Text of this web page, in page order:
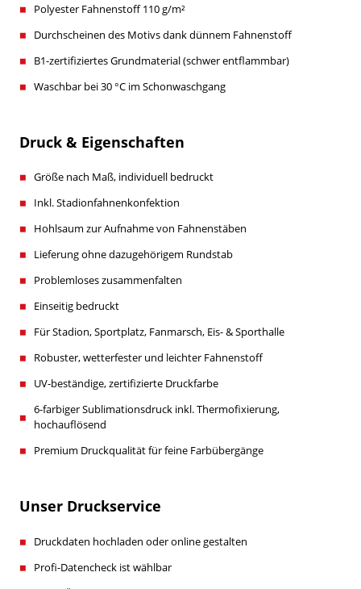
Polyester Fahnenstoff 110 g/m²
Durchscheinen des Motivs dank dünnem Fahnenstoff
B1-zertifiziertes Grundmaterial (schwer entflammbar)
Waschbar bei 30 °C im Schonwaschgang
Druck & Eigenschaften
Größe nach Maß, individuell bedruckt
Inkl. Stadionfahnenkonfektion
Hohlsaum zur Aufnahme von Fahnenstäben
Lieferung ohne dazugehörigem Rundstab
Problemloses zusammenfalten
Einseitig bedruckt
Für Stadion, Sportplatz, Fanmarsch, Eis- & Sporthalle
Robuster, wetterfester und leichter Fahnenstoff
UV-beständige, zertifizierte Druckfarbe
6-farbiger Sublimationsdruck inkl. Thermofixierung,
hochauflösend
Premium Druckqualität für feine Farbübergänge
Unser Druckservice
Druckdaten hochladen oder online gestalten
Profi-Datencheck ist wählbar